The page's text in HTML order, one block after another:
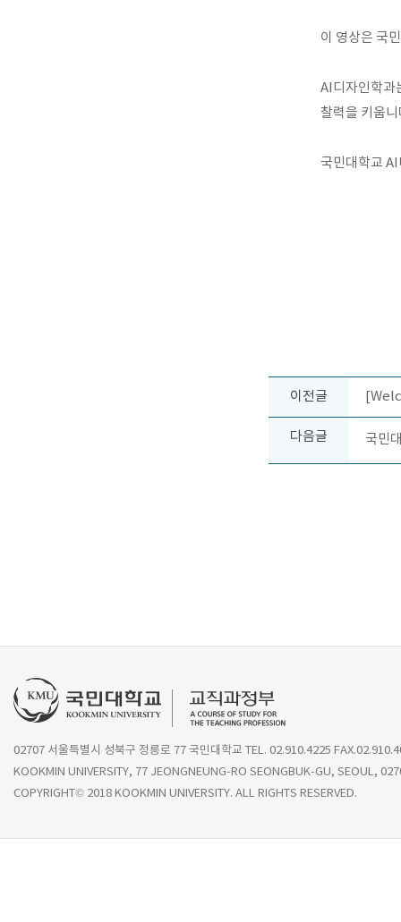
이 영상은 국
AI디자인학과
찰력을 키웁
국민대학교
이전글
다음글 국민
02707 서울특별시 성북구 정릉로 77 국민대학교 TEL. 02.910.4225
KOOKMIN UNIVERSITY, 77 JEONGNEUNG-RO SEONGBUK-GU, SEOUL,
COPYRIGHT© 2018 KOOKMIN UNIVERSITY. ALL RIGHTS RESERVED.